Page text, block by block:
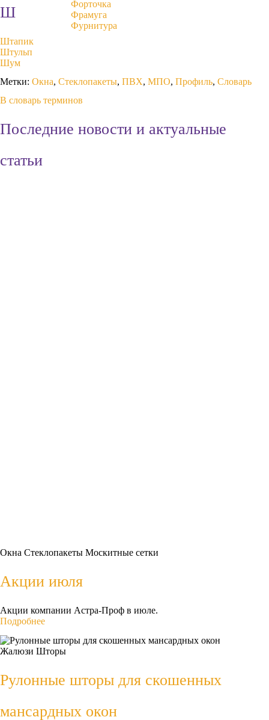
Форточка
Фрамуга
Фурнитура
Ш
Штапик
Штульп
Шум
Метки: Окна, Стеклопакеты, ПВХ, МПО, Профиль, Словарь
В словарь терминов
Последние новости и актуальные
статьи
Окна Стеклопакеты Москитные сетки
Акции июля
Акции компании Астра-Проф в июле.
Подробнее
Жалюзи Шторы
Рулонные шторы для скошенных
мансардных окон